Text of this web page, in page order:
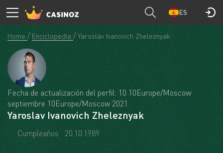
ES
Home Enciclopedia Yaroslav Ivanovich Zheleznyak
Fecha de actualización del perfil: 10 10Europe/Moscow
septiembre 10Europe/Moscow 2021
Yaroslav Ivanovich Zheleznyak
Cumpleaños : 20.10.1989